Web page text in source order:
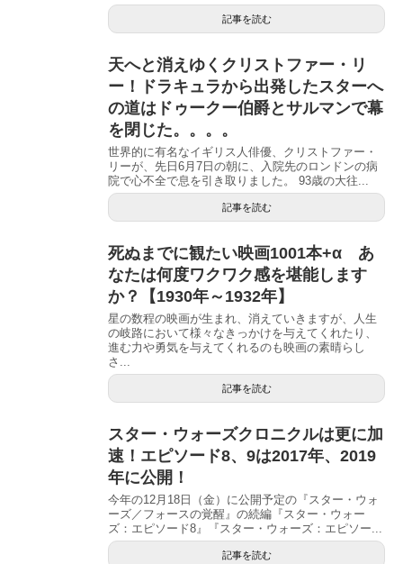
記事を読む
天へと消えゆくクリストファー・リ
ー！ドラキュラから出発したスターへ
の道はドゥークー伯爵とサルマンで幕
を閉じた。。。。
世界的に有名なイギリス人俳優、クリストファー・
リーが、先日6月7日の朝に、入院先のロンドンの病
院で心不全で息を引き取りました。 93歳の大往...
記事を読む
死ぬまでに観たい映画1001本+α あ
なたは何度ワクワク感を堪能します
か？【1930年～1932年】
星の数程の映画が生まれ、消えていきますが、人生
の岐路において様々なきっかけを与えてくれたり、
進む力や勇気を与えてくれるのも映画の素晴らし
さ...
記事を読む
スター・ウォーズクロニクルは更に加
速！エピソード8、9は2017年、2019
年に公開！
今年の12月18日（金）に公開予定の『スター・ウォ
ーズ／フォースの覚醒』の続編『スター・ウォー
ズ：エピソード8』『スター・ウォーズ：エピソー...
記事を読む